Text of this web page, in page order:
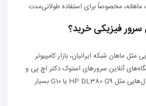
ماهانه، مخصوصاً برای استفاده طولانی‌مدت
سرور فیزیکی خرید؟
مثل ماهان شبکه ایرانیان، بازار کامپیوتر
آنلاین سرورهای استوک دکتر اچ پی و
نو ارائه می‌دهند. مدل‌هایی مثل HP DL380 G9 یا G10 بسیار